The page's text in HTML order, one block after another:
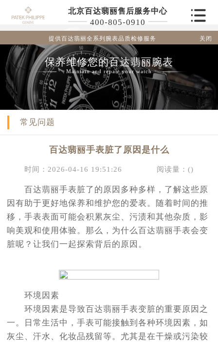
北京百达翡丽售后服务中心
400-805-0910
提供百达翡丽全系列腕表品质检修服务 关闭
保养维修您的百达翡丽腕表
Maintain and repair your watch
常见问题
百达翡丽手表脏了原因是什么
时间：2026-04-16 19:51:26 阅读量：()
百达翡丽手表脏了的原因多种多样，了解这些原
因有助于更好地保养和维护您的爱表。随着时间的推
移，手表表面可能会积累灰尘、污渍和其他杂质，影
响美观和使用体验。那么，为什么百达翡丽手表会变
脏呢？让我们一起探索背后的原因。
环境因素
环境因素是导致百达翡丽手表变脏的重要原因之
一。日常生活中，手表可能接触到各种环境因素，如
灰尘、汗水、化妆品残留等。尤其是在干燥或污染较